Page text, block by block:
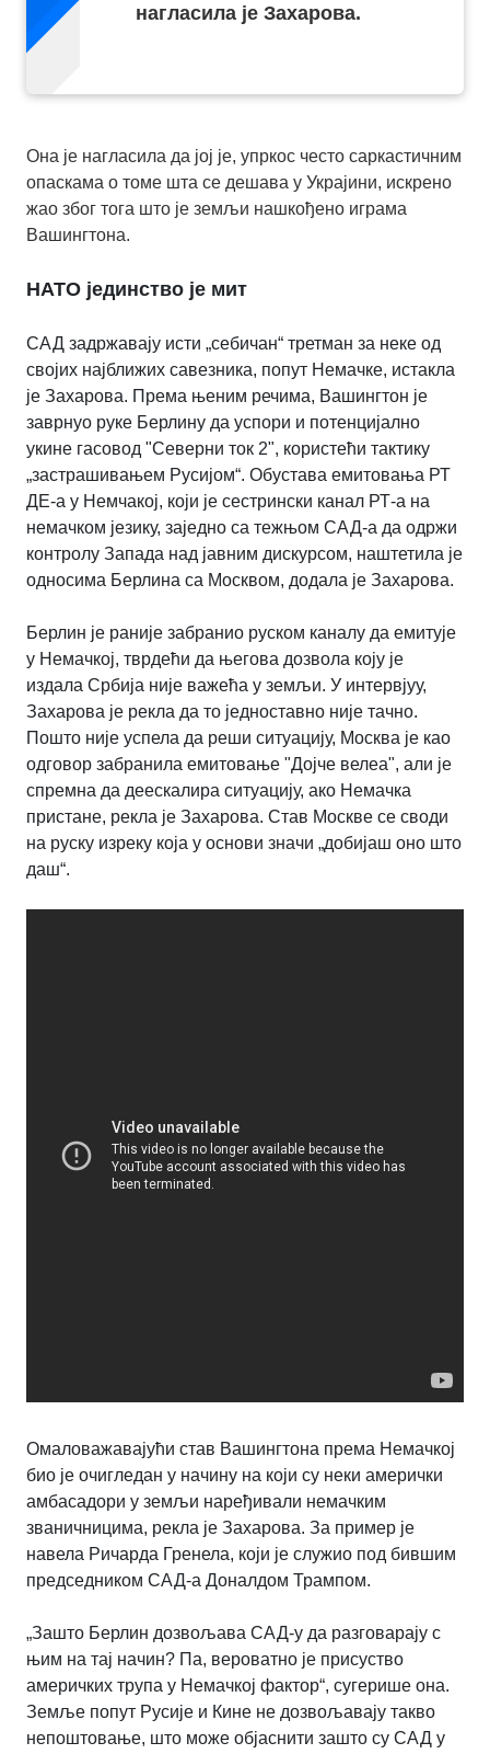
нагласила је Захарова.
Она је нагласила да јој је, упркос често саркастичним
опаскама о томе шта се дешава у Украјини, искрено
жао због тога што је земљи нашкођено играма
Вашингтона.
НАТО јединство је мит
САД задржавају исти „себичан“ третман за неке од
својих најближих савезника, попут Немачке, истакла
је Захарова. Према њеним речима, Вашингтон је
заврнуо руке Берлину да успори и потенцијално
укине гасовод "Северни ток 2", користећи тактику
„застрашивањем Русијом“. Обустава емитовања РТ
ДЕ-а у Немчакој, који је сестрински канал РТ-а на
немачком језику, заједно са тежњом САД-а да одржи
контролу Запада над јавним дискурсом, наштетила је
односима Берлина са Москвом, додала је Захарова.
Берлин је раније забранио руском каналу да емитује
у Немачкој, тврдећи да његова дозвола коју је
издала Србија није важећа у земљи. У интервјуу,
Захарова је рекла да то једноставно није тачно.
Пошто није успела да реши ситуацију, Москва је као
одговор забранила емитовање "Дојче велеа", али је
спремна да деескалира ситуацију, ако Немачка
пристане, рекла је Захарова. Став Москве се своди
на руску изреку која у основи значи „добијаш оно што
даш“.
Омаловажавајући став Вашингтона према Немачкој
био је очигледан у начину на који су неки амерички
амбасадори у земљи наређивали немачким
званичницима, рекла је Захарова. За пример је
навела Ричарда Гренела, који је служио под бившим
председником САД-а Доналдом Трампом.
„Зашто Берлин дозвољава САД-у да разговарају с
њим на тај начин? Па, вероватно је присуство
америчких трупа у Немачкој фактор“, сугерише она.
Земље попут Русије и Кине не дозвољавају такво
непоштовање, што може објаснити зашто су САД у